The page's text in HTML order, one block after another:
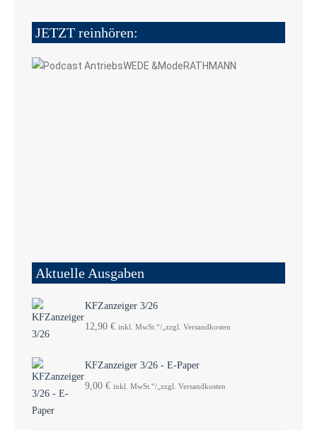
JETZT reinhören:
Aktuelle Ausgaben
KFZanzeiger 3/26
12,90 € inkl. MwSt.“/„zzgl. Versandkosten
KFZanzeiger 3/26 - E-Paper
9,00 € inkl. MwSt.“/„zzgl. Versandkosten